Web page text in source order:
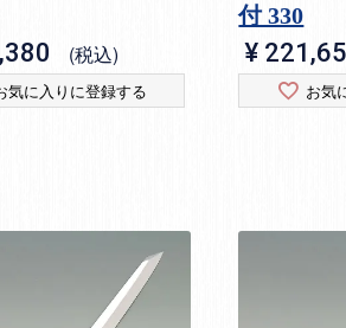
税込
気に入りに登録する
付 330
¥
お気